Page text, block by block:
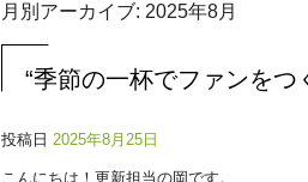
月別アーカイブ: 2025年8月
“季節の一杯でファンをつ
投稿日 2025年8月25日
こんにちは！更新担当の岡です。